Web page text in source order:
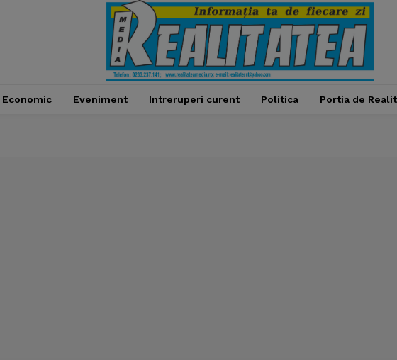
Economic Eveniment Intreruperi curent Politica Portia de